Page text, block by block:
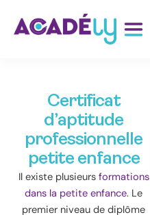
Certificat
d’aptitude
professionnelle
petite enfance
Il existe plusieurs formations
dans la petite enfance. Le
premier niveau de diplôme